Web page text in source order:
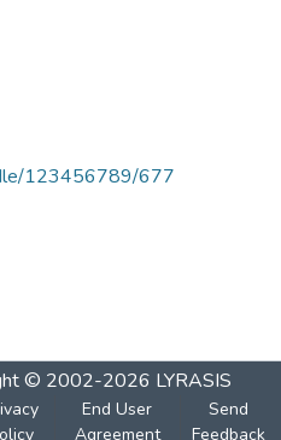
123456789/677
© 2002-2026 LYRASIS
End User
Agreement
Send
Feedback